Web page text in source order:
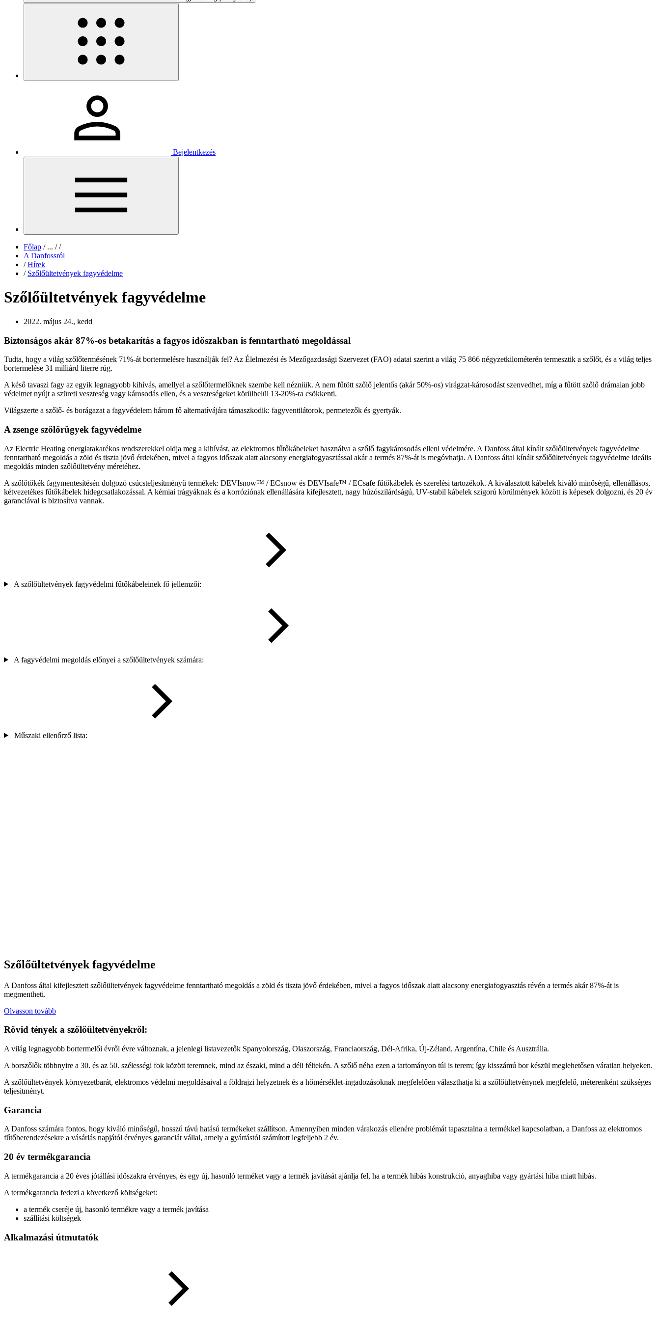
Bejelentkezés
Főlap /... / /
A Danfossról
/ Hírek
/ Szőlőültetvények fagyvédelme
Szőlőültetvények fagyvédelme
2022. május 24., kedd
Biztonságos akár 87%-os betakarítás a fagyos időszakban is fenntartható megoldással
Tudta, hogy a világ szőlőtermésének 71%-át bortermelésre használják fel? Az Élelmezési és Mezőgazdasági Szervezet (FAO) adatai szerint a világ 75 866 négyzetkilométerén termesztik a szőlőt, és a világ teljes
bortermelése 31 milliárd literre rúg.
A késő tavaszi fagy az egyik legnagyobb kihívás, amellyel a szőlőtermelőknek szembe kell nézniük. A nem fűtött szőlő jelentős (akár 50%-os) virágzat-károsodást szenvedhet, míg a fűtött szőlő drámaian jobb
védelmet nyújt a szüreti veszteség vagy károsodás ellen, és a veszteségeket körülbelül 13-20%-ra csökkenti.
Világszerte a szőlő- és borágazat a fagyvédelem három fő alternatívájára támaszkodik: fagyventilátorok, permetezők és gyertyák.
A zsenge szőlőrügyek fagyvédelme
Az Electric Heating energiatakarékos rendszerekkel oldja meg a kihívást, az elektromos fűtőkábeleket használva a szőlő fagykárosodás elleni védelmére. A Danfoss által kínált szőlőültetvények fagyvédelme
fenntartható megoldás a zöld és tiszta jövő érdekében, mivel a fagyos időszak alatt alacsony energiafogyasztással akár a termés 87%-át is megóvhatja. A Danfoss által kínált szőlőültetvények fagyvédelme ideális
megoldás minden szőlőültetvény méretéhez.
A szőlőtőkék fagymentesítésén dolgozó csúcsteljesítményű termékek: DEVIsnow™ / ECsnow és DEVIsafe™ / ECsafe fűtőkábelek és szerelési tartozékok. A kiválasztott kábelek kiváló minőségű, ellenállásos,
kétvezetékes fűtőkábelek hidegcsatlakozással. A kémiai trágyáknak és a korróziónak ellenállására kifejlesztett, nagy húzószilárdságú, UV-stabil kábelek szigorú körülmények között is képesek dolgozni, és 20 év
garanciával is biztosítva vannak.
A szőlőültetvények fagyvédelmi fűtőkábeleinek fő jellemzői:
A fagyvédelmi megoldás előnyei a szőlőültetvények számára:
Műszaki ellenőrző lista:
Szőlőültetvények fagyvédelme
A Danfoss által kifejlesztett szőlőültetvények fagyvédelme fenntartható megoldás a zöld és tiszta jövő érdekében, mivel a fagyos időszak alatt alacsony energiafogyasztás révén a termés akár 87%-át is
megmentheti.
Olvasson tovább
Rövid tények a szőlőültetvényekről:
A világ legnagyobb bortermelői évről évre változnak, a jelenlegi listavezetők Spanyolország, Olaszország, Franciaország, Dél-Afrika, Új-Zéland, Argentína, Chile és Ausztrália.
A borszőlők többnyire a 30. és az 50. szélességi fok között teremnek, mind az északi, mind a déli féltekén. A szőlő néha ezen a tartományon túl is terem; így kisszámú bor készül meglehetősen váratlan helyeken.
A szőlőültetvények környezetbarát, elektromos védelmi megoldásaival a földrajzi helyzetnek és a hőmérséklet-ingadozásoknak megfelelően választhatja ki a szőlőültetvénynek megfelelő, méterenként szükséges
teljesítményt.
Garancia
A Danfoss számára fontos, hogy kiváló minőségű, hosszú távú hatású termékeket szállítson. Amennyiben minden várakozás ellenére problémát tapasztalna a termékkel kapcsolatban, a Danfoss az elektromos
fűtőberendezésekre a vásárlás napjától érvényes garanciát vállal, amely a gyártástól számított legfeljebb 2 év.
20 év termékgarancia
A termékgarancia a 20 éves jótállási időszakra érvényes, és egy új, hasonló terméket vagy a termék javítását ajánlja fel, ha a termék hibás konstrukció, anyaghiba vagy gyártási hiba miatt hibás.
A termékgarancia fedezi a következő költségeket:
a termék cseréje új, hasonló termékre vagy a termék javítása
szállítási költségek
Alkalmazási útmutatók